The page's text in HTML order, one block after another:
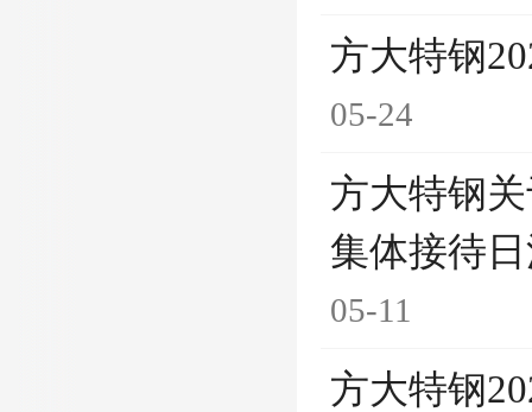
方大特钢
05-24
方大特钢
集体接待
05-11
方大特钢